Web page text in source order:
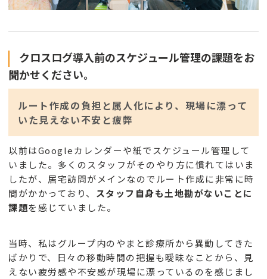
クロスログ導入前のスケジュール管理の課題をお
聞かせください。
ルート作成の負担と属人化により、現場に漂って
いた見えない不安と疲弊
以前はGoogleカレンダーや紙でスケジュール管理して
いました。多くのスタッフがそのやり方に慣れてはいま
したが、居宅訪問がメインなのでルート作成に非常に時
間がかかっており、 スタッフ自身も土地勘がないことに
課題を感じていました。
当時、私はグループ内のやまと診療所から異動してきた
ばかりで、日々の移動時間の把握も曖昧なことから、見
えない疲労感や不安感が現場に漂っているのを感じまし